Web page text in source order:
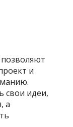
и
свои идеи,
а